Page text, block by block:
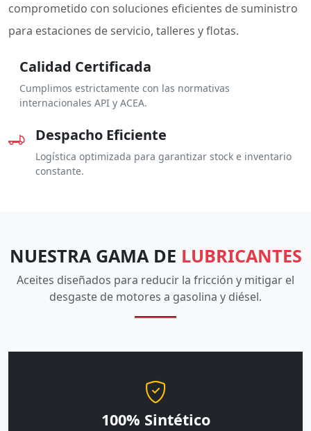
comprometido con soluciones eficientes de suministro
para estaciones de servicio, talleres y flotas.
Calidad Certificada
Cumplimos estrictamente con las normativas
internacionales API y ACEA.
Despacho Eficiente
Logística optimizada para garantizar stock e inventario
constante.
NUESTRA GAMA DE LUBRICANTES
Aceites diseñados para reducir la fricción y mitigar el
desgaste de motores a gasolina y diésel.
100% Sintético